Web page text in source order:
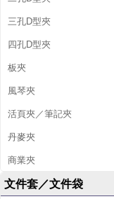
三孔D型夾
四孔D型夾
板夾
風琴夾
活頁夾／筆記夾
丹麥夾
商業夾
文件套／文件袋